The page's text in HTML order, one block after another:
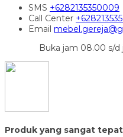
SMS +6282135350009
Call Center
Email
Buka jam 08.00 s/
Produk yang sangat